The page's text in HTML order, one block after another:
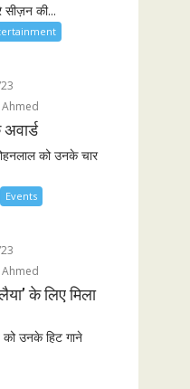
सीज़न की...
Ahmed
को उनके चार
Events
Ahmed
के लिए मिला
को उनके हिट गाने